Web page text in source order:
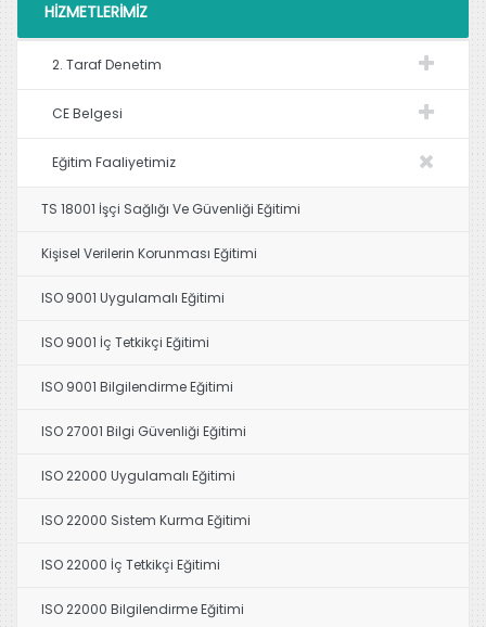
HIZMETLERIMIZ
2. Taraf Denetim
CE Belgesi
Eğitim Faaliyetimiz
TS 18001 İşçi Sağlığı Ve Güvenliği Eğitimi
Kişisel Verilerin Korunması Eğitimi
ISO 9001 Uygulamalı Eğitimi
ISO 9001 İç Tetkikçi Eğitimi
ISO 9001 Bilgilendirme Eğitimi
ISO 27001 Bilgi Güvenliği Eğitimi
ISO 22000 Uygulamalı Eğitimi
ISO 22000 Sistem Kurma Eğitimi
ISO 22000 İç Tetkikçi Eğitimi
ISO 22000 Bilgilendirme Eğitimi